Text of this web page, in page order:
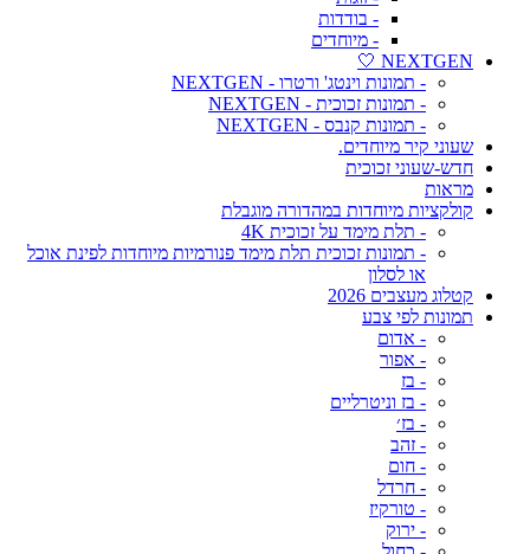
- בודדות
- מיוחדים
NEXTGEN 🤍
- תמונות וינטג' ורטרו - NEXTGEN
- תמונות זכוכית - NEXTGEN
- תמונות קנבס - NEXTGEN
שעוני קיר מיוחדים.
חדש-שעוני זכוכית
מראות
קולקציות מיוחדות במהדורה מוגבלת
- תלת מימד על זכוכית 4K
- תמונות זכוכית תלת מימד פנורמיות מיוחדות לפינת אוכל
או לסלון
קטלוג מעצבים 2026
תמונות לפי צבע
- אדום
- אפור
- בז
- בז וניטרליים
- בז׳
- זהב
- חום
- חרדל
- טורקיז
- ירוק